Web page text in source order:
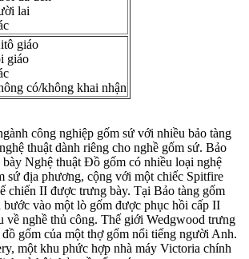
lai
giáo
giáo
có/không khai nhận
công nghiệp gốm sứ với nhiều bảo tàng
thuật dành riêng cho nghề gốm sứ. Bảo
Nghệ thuật Đồ gốm có nhiều loại nghệ
sứ địa phương, cộng với một chiếc Spitfire
chiến II được trưng bày. Tại Bảo tàng gốm
bước vào một lò gốm được phục hồi cấp II
về nghề thủ công. Thế giới Wedgwood trưng
gốm của một thợ gốm nổi tiếng người Anh.
một khu phức hợp nhà máy Victoria chính